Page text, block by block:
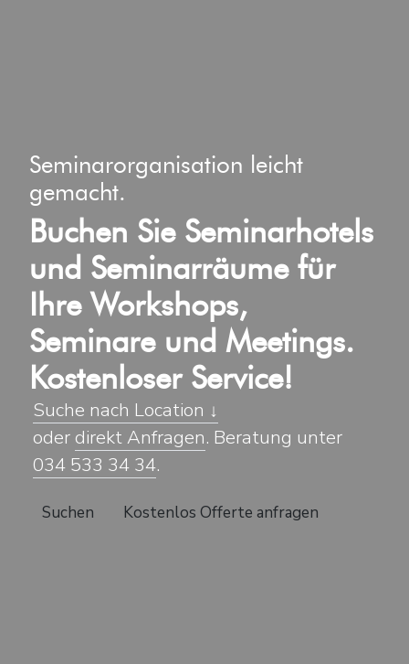
Seminarorganisation leicht
gemacht.
Buchen Sie Seminarhotels
und Seminarräume für
Ihre Workshops,
Seminare und Meetings.
Kostenloser Service!
Suche nach Location ↓
oder direkt Anfragen. Beratung unter
034 533 34 34.
Suchen Kostenlos Offerte anfragen